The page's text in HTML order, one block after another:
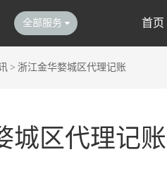
全部服务 首页
> 浙江金华婺城区代理记账
城区代理记账